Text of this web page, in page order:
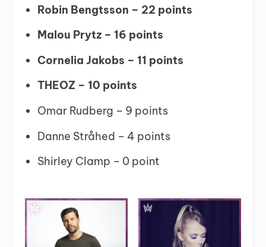
Robin Bengtsson – 22 points
Malou Prytz – 16 points
Cornelia Jakobs – 11 points
THEOZ – 10 points
Omar Rudberg – 9 points
Danne Stråhed – 4 points
Shirley Clamp – 0 point